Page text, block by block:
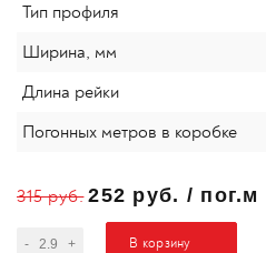
Тип профиля
Ширина, мм
Длина рейки
Погонных метров в коробке
315 руб. 252 руб. / пог.м
- + В корзину